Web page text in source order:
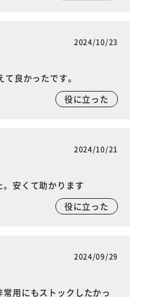
2024/10/23
良かったです。
役に立った
2024/10/21
安くて助かります
役に立った
2024/09/29
用にもストックしたかっ